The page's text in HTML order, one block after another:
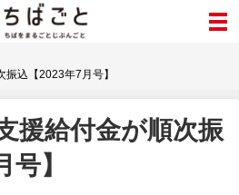
込【2023年7月号】
援給付金が順次振
】